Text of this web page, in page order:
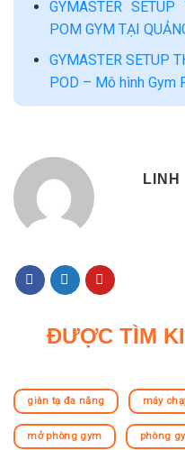
GYMASTER
POM GYM TẠI
GYMASTER SETUP
POD – Mô hình Gym
LINH
ĐƯỢC TÌM
giàn tạ đa năng máy
mở phòng gym phòng